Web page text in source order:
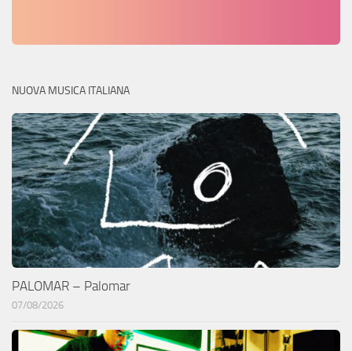
NUOVA MUSICA ITALIANA
PALOMAR – Palomar
07/08/2026